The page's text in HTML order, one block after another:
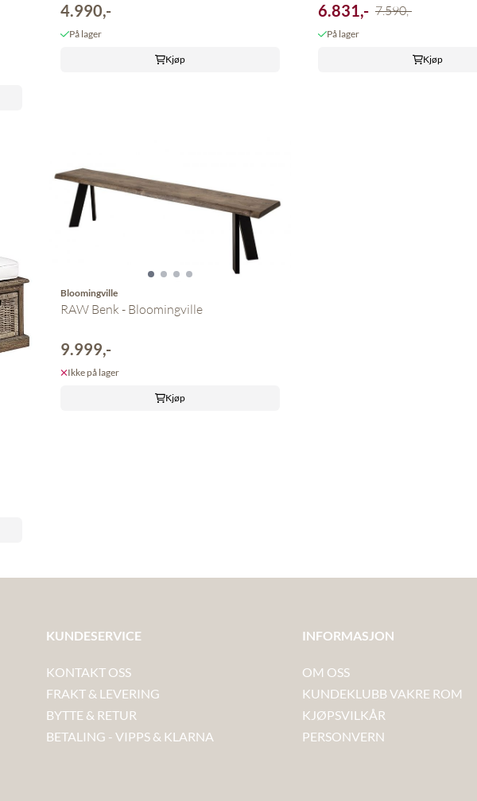
4.990,-
På lager
Kjøp
6.831,- 7.590,-
På lager
Kjøp
Bloomingville
RAW Benk - Bloomingville
9.999,-
Ikke på lager
Kjøp
KUNDESERVICE
KONTAKT OSS
FRAKT & LEVERING
BYTTE & RETUR
BETALING - VIPPS & KLARNA
INFORMASJON
OM OSS
KUNDEKLUBB VAKRE ROM
KJØPSVILKÅR
PERSONVERN